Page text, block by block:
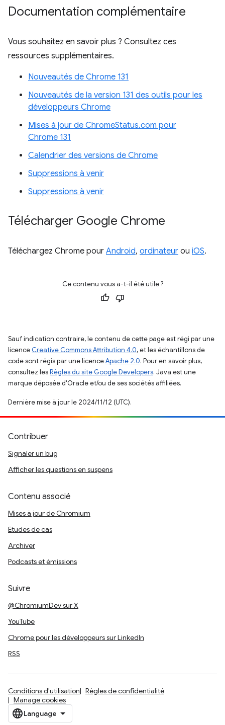
Documentation complémentaire
Vous souhaitez en savoir plus ? Consultez ces
ressources supplémentaires.
Nouveautés de Chrome 131
Nouveautés de la version 131 des outils pour les
développeurs Chrome
Mises à jour de ChromeStatus.com pour
Chrome 131
Calendrier des versions de Chrome
Suppressions à venir
Suppressions à venir
Télécharger Google Chrome
Téléchargez Chrome pour Android, ordinateur ou iOS.
Ce contenu vous a-t-il été utile ?
Sauf indication contraire, le contenu de cette page est régi par une
licence Creative Commons Attribution 4.0, et les échantillons de
code sont régis par une licenceApache 2.0. Pour en savoir plus,
consultez lesRègles du site Google Developers. Java est une
marque déposée d'Oracle et/ou de ses sociétés affiliées.
Dernière mise à jour le 2024/11/12 (UTC).
Contribuer
Signaler un bug
Afficher les questions en suspens
Contenu associé
Mises à jour de Chromium
Études de cas
Archiver
Podcasts et émissions
Suivre
@ChromiumDev sur X
YouTube
Chrome pour les développeurs sur LinkedIn
RSS
Conditions d'utilisation
Règles de confidentialité
Manage cookies